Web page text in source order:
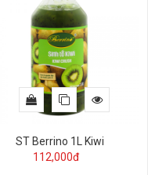
ST Berrino 1L Kiwi
112,000đ